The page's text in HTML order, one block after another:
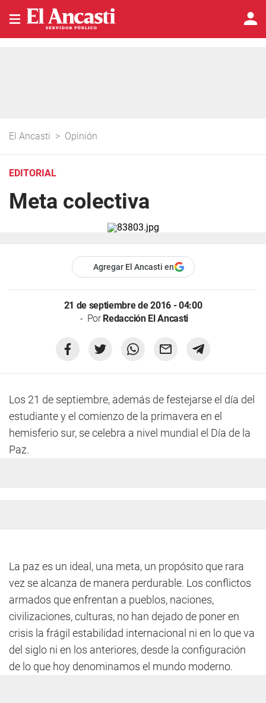
El Ancasti > Opinión
EDITORIAL
Meta colectiva
Agregar El Ancasti en
21 de septiembre de 2016 - 04:00
PorRedacción El Ancasti
Los 21 de septiembre, además de festejarse el día del
estudiante y el comienzo de la primavera en el
hemisferio sur, se celebra a nivel mundial el Día de la
Paz.
La paz es un ideal, una meta, un propósito que rara
vez se alcanza de manera perdurable. Los conflictos
armados que enfrentan a pueblos, naciones,
civilizaciones, culturas, no han dejado de poner en
crisis la frágil estabilidad internacional ni en lo que va
del siglo ni en los anteriores, desde la configuración
de lo que hoy denominamos el mundo moderno.